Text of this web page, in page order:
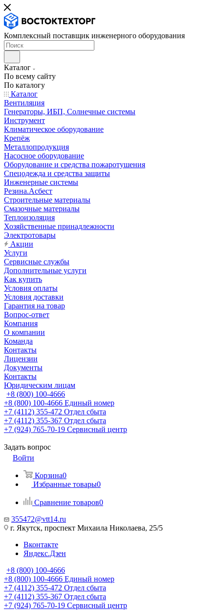
Комплексный поставщик инженерного оборудования
Каталог
По всему сайту
По каталогу
Каталог
Вентиляция
Генераторы, ИБП, Солнечные системы
Инструмент
Климатическое оборудование
Крепёж
Металлопродукция
Насосное оборудование
Оборудование и средства пожаротушения
Спецодежда и средства защиты
Инженерные системы
Резина.Асбест
Строительные материалы
Смазочные материалы
Теплоизоляция
Хозяйственные принадлежности
Электротовары
Акции
Услуги
Сервисные службы
Дополнительные услуги
Как купить
Условия оплаты
Условия доставки
Гарантия на товар
Вопрос-ответ
Компания
О компании
Команда
Контакты
Лицензии
Документы
Контакты
Юридическим лицам
+8 (800) 100-4666
+8 (800) 100-4666 Единый номер
+7 (4112) 355-472 Отдел сбыта
+7 (4112) 355-367 Отдел сбыта
+7 (924) 765-70-19 Сервисный центр
Задать вопрос
Войти
Корзина0
Избранные товары0
Сравнение товаров0
355472@vtt14.ru
г. Якутск, проспект Михаила Николаева, 25/5
Вконтакте
Яндекс.Дзен
+8 (800) 100-4666
+8 (800) 100-4666 Единый номер
+7 (4112) 355-472 Отдел сбыта
+7 (4112) 355-367 Отдел сбыта
+7 (924) 765-70-19 Сервисный центр